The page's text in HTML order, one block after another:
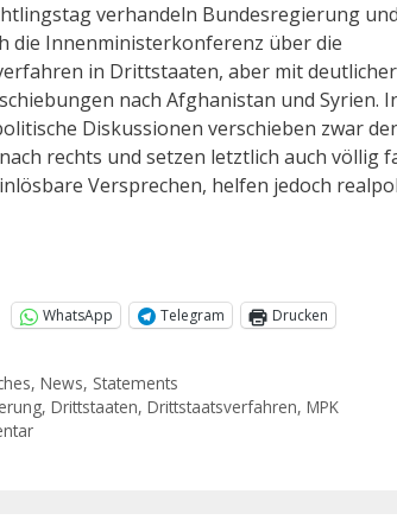
verhandeln Bundesregierung
die Innenministerkonferenz über die
in Drittstaaten, aber mit deutlicher
nach Afghanistan und Syrien.
Diskussionen verschieben zwar
rechts und setzen letztlich auch völlig
Versprechen, helfen jedoch
WhatsApp Telegram Drucken
,News, Statements
,Drittstaaten,Drittstaatsverfahren,MPK